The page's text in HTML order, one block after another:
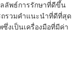
ลัพธ์การรักษาที่ดีขึ้น
รวมคำแนะนำที่ดีที่สุด
งเป็นเครื่องมือที่มีค่า